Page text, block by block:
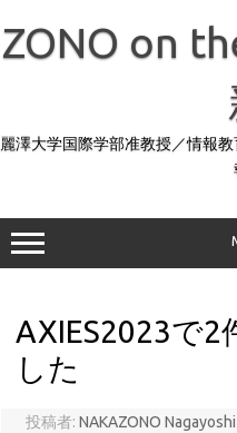
テ
ン
プ
ZONO on
麗澤大学国際学部准教授／情報
AXIES2023で2
した
投稿者: NAKAZONO Nagayoshi